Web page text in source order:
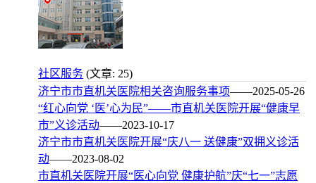
社区服务 (文章: 25)
济宁市市直机关医院相关咨询服务事项——2025-05-26
“红心向党 ‘医’心为民”——市直机关医院开展“健康早
市”义诊活动——2023-10-17
济宁市市直机关医院开展“庆八一 送健康”双拥义诊活
动——2023-08-02
市直机关医院开展“医心向党 健康护航”庆“七一”志愿